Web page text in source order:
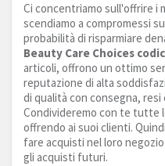
Ci concentriamo sull'offrire i
scendiamo a compromessi
probabilità di risparmiare
Beauty Care Choices
articoli, offrono un ottimo
reputazione di alta
di qualità con consegna,
Condivideremo con te tutte
offrendo ai suoi clienti.
fare acquisti nel loro
gli acquisti futuri.